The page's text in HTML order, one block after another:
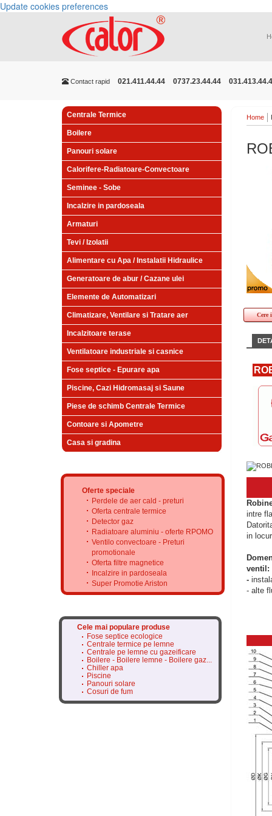
Update cookies preferences
Contact rapid 021.411.44.44 0737.23.44.44
Centrale Termice
Boilere
Panouri solare
Calorifere-Radiatoare-Convectoare
Seminee - Sobe
Incalzire in pardoseala
Armaturi
Tevi / Izolatii
Alimentare cu Apa / Instalatii Hidraulice
Generatoare de abur / Cazane ulei
Elemente de Automatizari
Climatizare, Ventilare si Tratare aer
Incalzitoare terase
Ventilatoare industriale si casnice
Fose septice - Epurare apa
Piscine, Cazi Hidromasaj si Saune
Piese de schimb Centrale Termice
Contoare si Apometre
Casa si gradina
Oferte speciale
Perdele de aer cald - preturi
Oferta centrale termice
Detector gaz
Radiatoare aluminiu - oferte RPOMO
Ventilo convectoare - Preturi
promotionale
Oferta filtre magnetice
Incalzire in pardoseala
Super Promotie Ariston
Cele mai populare produse
Fose septice ecologice
Centrale termice pe lemne
Centrale pe lemne cu gazeificare
Boilere - Boilere lemne - Boilere gaz...
Chiller apa
Piscine
Panouri solare
Cosuri de fum
Home
Cere
intre
in
ventil:
-
- alte